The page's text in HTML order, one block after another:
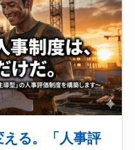
る。「人事評